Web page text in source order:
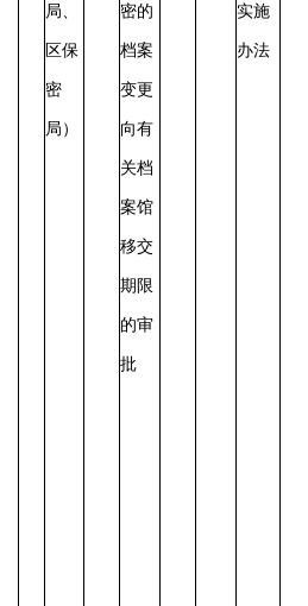
局、
区保
密
局）
密的
档案
变更
向有
关档
案馆
移交
期限
的审
批
实施
办法